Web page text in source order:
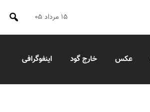
۱۵ مرداد ۰۵
عکس خارج گود اینفوگرافی